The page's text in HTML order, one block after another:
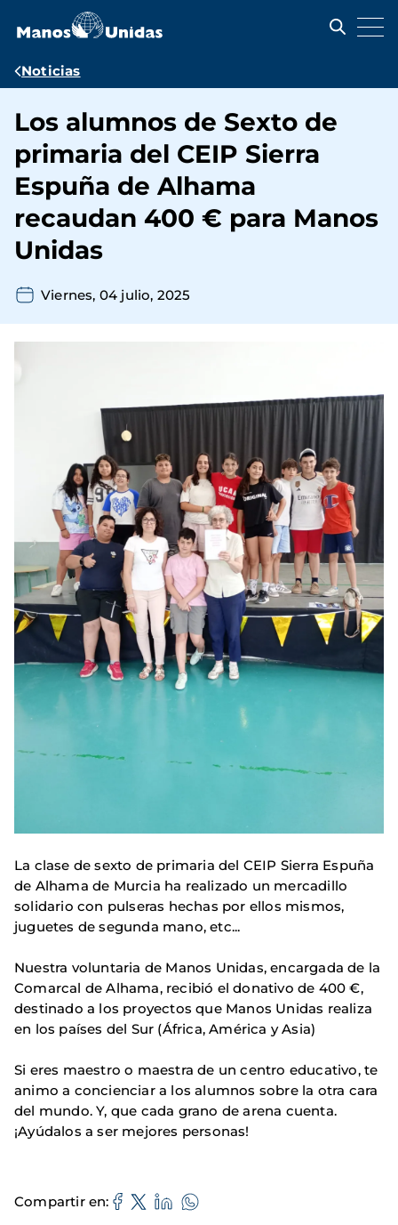
contenido
Ruta
navegación
Noticias
Los alumnos de Sexto de
primaria del CEIP Sierra
Espuña de Alhama
recaudan 400 € para Manos
Unidas
Viernes, 04 julio, 2025
La clase de sexto de primaria del CEIP Sierra Espuña
de Alhama de Murcia ha realizado un mercadillo
solidario con pulseras hechas por ellos mismos,
juguetes de segunda mano, etc...
Nuestra voluntaria de Manos Unidas, encargada de la
Comarcal de Alhama, recibió el donativo de 400 €,
destinado a los proyectos que Manos Unidas realiza
en los países del Sur (África, América y Asia)
Si eres maestro o maestra de un centro educativo, te
animo a concienciar a los alumnos sobre la otra cara
del mundo. Y, que cada grano de arena cuenta.
¡Ayúdalos a ser mejores personas!
Compartir en